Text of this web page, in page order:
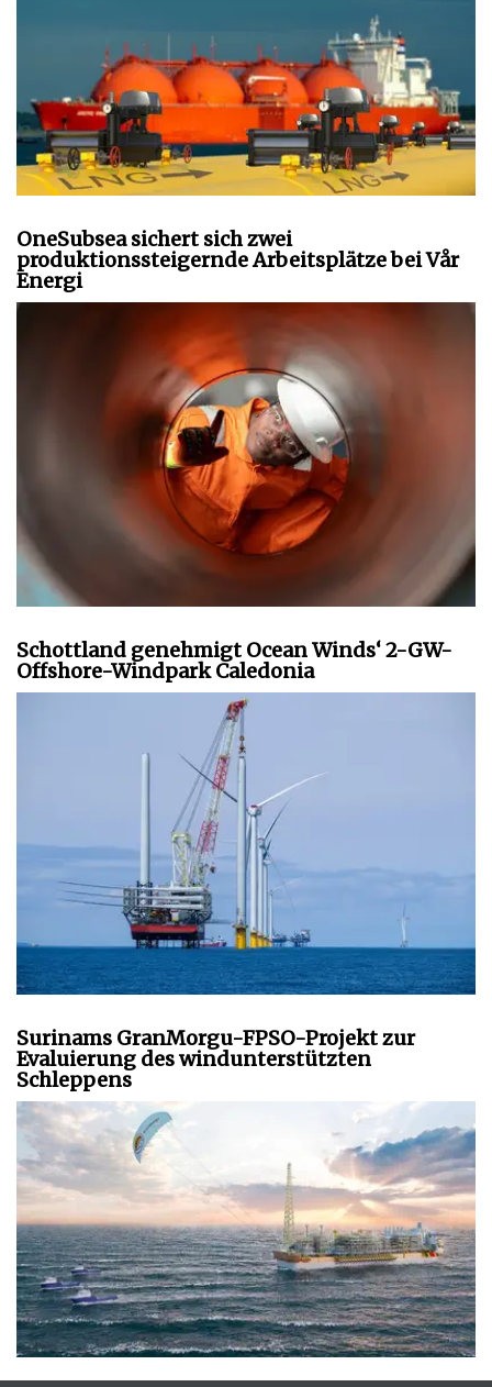
OneSubsea sichert sich zwei
produktionssteigernde Arbeitsplätze bei Vår
Energi
Schottland genehmigt Ocean Winds‘ 2-GW-
Offshore-Windpark Caledonia
Surinams GranMorgu-FPSO-Projekt zur
Evaluierung des windunterstützten
Schleppens